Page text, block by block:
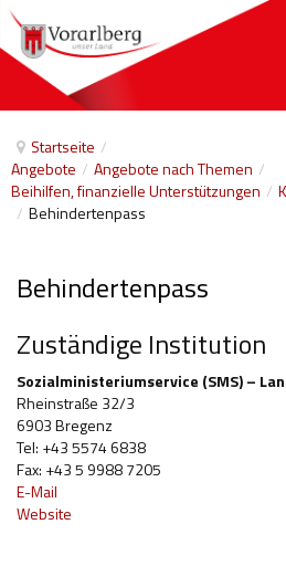
Startseite /
Angebote / Angebote nach Themen /
Beihilfen, finanzielle Unterstützungen /
/ Behindertenpass
Behindertenpass
Zuständige Institution
Sozialministeriumservice (SMS) –
Rheinstraße 32/3
6903 Bregenz
Tel: +43 5574 6838
Fax: +43 5 9988 7205
E-Mail
Website
Home
Angebote nach Themen
Arbeit und Beschäftigung
Beihilfen, finanzielle
Freizeit
Gesetze und Verordnungen
Gesetzliche Vertretungen
Gesundheitliche Rehabilitation
Hilfsmittel und Heilbehelfe
Angebote A-Z
Anbieter
Aktuelles